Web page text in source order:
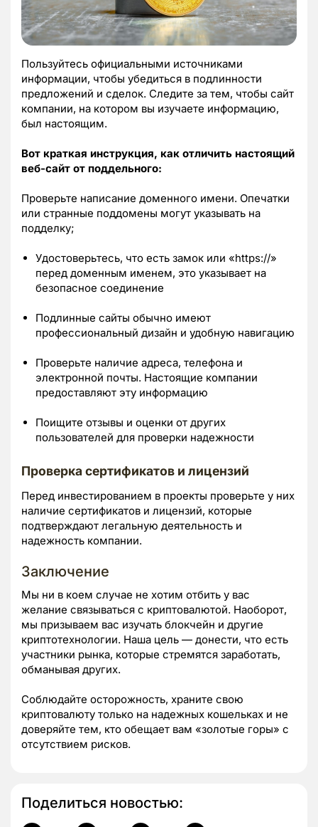
Пользуйтесь официальными источниками
информации, чтобы убедиться в подлинности
предложений и сделок. Следите за тем, чтобы сайт
компании, на котором вы изучаете информацию,
был настоящим.
Вот краткая инструкция, как отличить настоящий
веб-сайт от поддельного:
Проверьте написание доменного имени. Опечатки
или странные поддомены могут указывать на
подделку;
Удостоверьтесь, что есть замок или «https://»
перед доменным именем, это указывает на
безопасное соединение
Подлинные сайты обычно имеют
профессиональный дизайн и удобную навигацию
Проверьте наличие адреса, телефона и
электронной почты. Настоящие компании
предоставляют эту информацию
Поищите отзывы и оценки от других
пользователей для проверки надежности
Проверка сертификатов и лицензий
Перед инвестированием в проекты проверьте у них
наличие сертификатов и лицензий, которые
подтверждают легальную деятельность и
надежность компании.
Заключение
Мы ни в коем случае не хотим отбить у вас
желание связываться с криптовалютой. Наоборот,
мы призываем вас изучать блокчейн и другие
криптотехнологии. Наша цель — донести, что есть
участники рынка, которые стремятся заработать,
обманывая других.
Соблюдайте осторожность, храните свою
криптовалюту только на надежных кошельках и не
доверяйте тем, кто обещает вам «золотые горы» с
отсутствием рисков.
Поделиться новостью: